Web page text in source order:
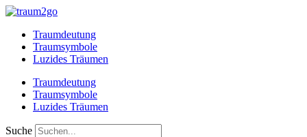
Zum
springenTraumdeutung
Traumsymbole
Luzides Träumen
Traumdeutung
Traumsymbole
Luzides Träumen
Suche